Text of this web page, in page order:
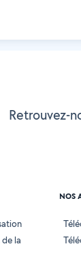
Retrouvez-
la
NOS